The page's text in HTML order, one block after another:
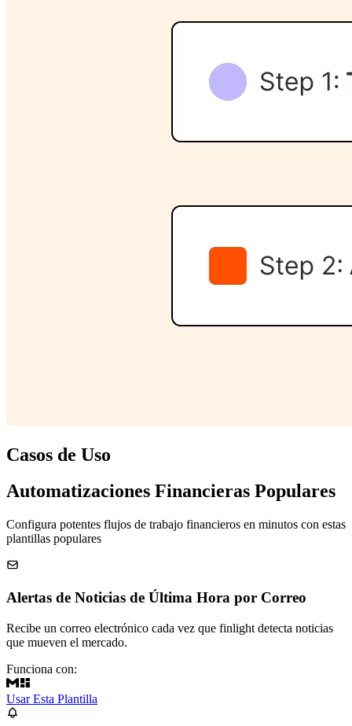
Casos de Uso
Automatizaciones Financieras Populares
Configura potentes flujos de trabajo financieros en minutos con estas
plantillas populares
Alertas de Noticias de Última Hora por Correo
Recibe un correo electrónico cada vez que finlight detecta noticias
que mueven el mercado.
Funciona con:
Usar Esta Plantilla